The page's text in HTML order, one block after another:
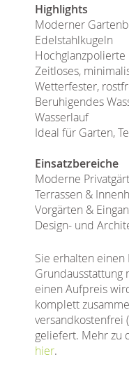
Highlights
Moderner
Edelstahlkugeln
Zeitloses,
Wetterfester,
Beruhigendes
Wasserlauf
Ideal für Garten,
Einsatzbereiche
Moderne
Terrassen &
Vorgärten &
Design- und
Sie erhalten
Grundausstattung
einen Aufpreis
komplett
versandkostenfrei
geliefert. Mehr zu
hier.